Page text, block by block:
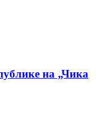
на „Чика